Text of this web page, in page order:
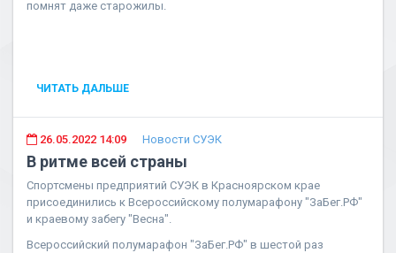
помнят даже старожилы.
ЧИТАТЬ ДАЛЬШЕ
26.05.2022 14:09 Новости СУЭК
В ритме всей страны
Спортсмены предприятий СУЭК в Красноярском крае
присоединились к Всероссийскому полумарафону "ЗаБег.РФ"
и краевому забегу "Весна".
Всероссийский полумарафон "ЗаБег.РФ" в шестой раз